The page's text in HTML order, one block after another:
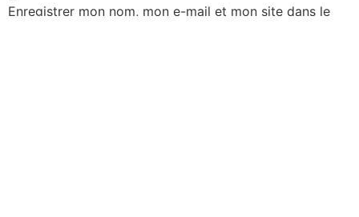
Enregistrer mon nom, mon e-mail et mon site dans le